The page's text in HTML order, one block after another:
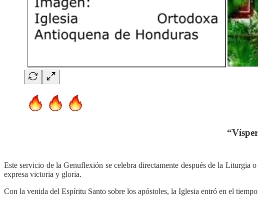
Este servicio de la Genuflexión se celebra directamente después de la Liturgia
expresa victoria y gloria.
Con la venida del Espíritu Santo sobre los apóstoles, la Iglesia entró en el